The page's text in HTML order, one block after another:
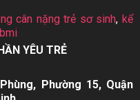
cân nặng trẻ sơ sinh,kể
YÊU TRẺ
Phường 15, Quận